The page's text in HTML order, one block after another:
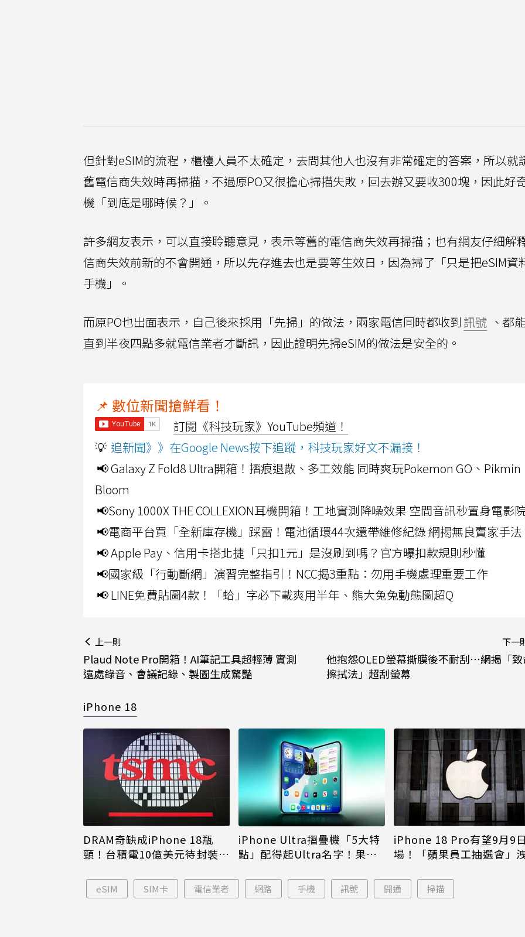
但針對eSIM的流程，櫃檯人員不太確定，去問其他人也沒有非常確定的答案，所以就
舊電信商失效時再掃描，不過原PO又很擔心掃描失敗，回去辦又要收300塊，因此好
機「到底是哪時候？」。
許多網友表示，可以直接聆聽意見，表示等舊的電信商失效再掃描；也有網友仔細解
信商失效前新的不會開通，所以先存進去也是要等生效日，因為掃了「只是把eSIM資
手機」。
而原PO也出面表示，自己後來採用「先掃」的做法，兩家電信同時都收到 訊號 、都
直到半夜四點多就電信業者才斷訊，因此證明先掃eSIM的做法是安全的。
📌 數位新聞搶鮮看！
訂閱《科技玩家》YouTube頻道！
💡 追新聞》》在Google News按下追蹤，科技玩家好文不漏接！
📢 Galaxy Z Fold8 Ultra開箱！摺痕退散、多工效能 同時爽玩Pokemon GO、Pikmin
Bloom
📢Sony 1000X THE COLLEXION耳機開箱！工地實測降噪效果 空間音訊秒置身電影
📢電商平台買「全新庫存機」踩雷！電池循環44次還帶維修紀錄 網揭無良賣家手法
📢 Apple Pay、信用卡搭北捷「只扣1元」是沒刷到嗎？官方曝扣款規則秒懂
📢國家級「行動斷網」演習完整指引！NCC揭3重點：勿用手機處理重要工作
📢 LINE免費貼圖4款！「蛤」字必下載爽用半年、熊大兔兔動態圖超Q
上一則
Plaud Note Pro開箱！AI筆記工具超輕薄 實測
遠處錄音、會議記錄、製圖生成驚豔
下一
他抱怨OLED螢幕撕膜後不耐刮⋯網揭「
擦拭法」超刮螢幕
iPhone 18
DRAM奇缺成iPhone 18瓶
頸！台積電10億美元待封裝晶
iPhone Ultra摺疊機「5大特
點」配得起Ultra名字！果粉
iPhone 18 Pro有望9月9
場！「蘋果員工抽選會」
eSIM SIM卡 電信業者 網路 手機 訊號 開通 掃描